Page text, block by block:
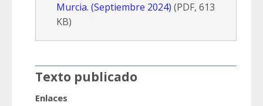
Murcia. (Septiembre 2024) (PDF, 613
KB)
Texto publicado
Enlaces